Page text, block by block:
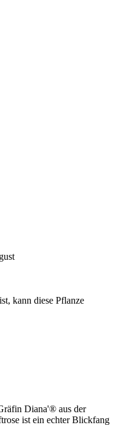
kann diese Pflanze
Diana'® aus der
ist ein echter Blickfang